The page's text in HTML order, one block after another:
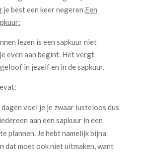
je best een keer negeren.Een
lezen is een sapkuur niet
even aan begint. Het vergt
in jezelf en in de sapkuur.
voel je je zwaar lusteloos dus
aan een sapkuur in een
plannen. Je hebt namelijk bijna
dat moet ook niet uitmaken, want